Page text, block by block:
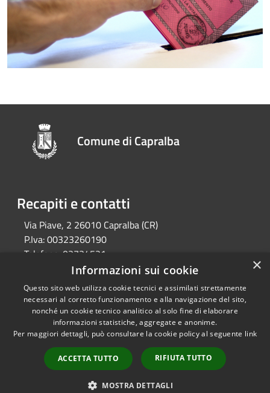
Comune di Capralba
Recapiti e contatti
Via Piave, 2 26010 Capralba (CR)
P.Iva:00323260190
Telefono: 03734521
segreteria@comune.capralba.cr.it
Pec:
pec@pec.comune.capralba.cr.it
Accessibilità
Copyright © 2026 • Comune di
Capralba • Powered by
Municipium•
Accesso
redazione
×
Informazioni sui cookie
Questo sito web utilizza cookie tecnici e assimilati strettamente
necessari al corretto funzionamento e alla navigazione del sito,
nonché un cookie tecnico analitico al solo fine di elaborare
informazioni statistiche, aggregate e anonime.
Per maggiori dettagli, può consultare la cookie policy al seguente link
ACCETTA TUTTO RIFIUTA TUTTO
MOSTRA DETTAGLI